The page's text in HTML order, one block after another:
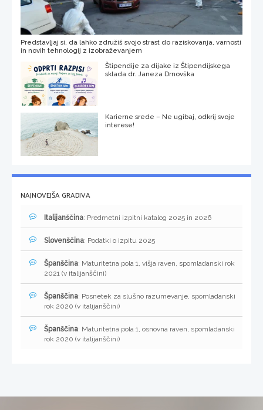
Predstavljaj si, da lahko združiš svojo strast do raziskovanja, varnosti
in novih tehnologij z izobraževanjem
Štipendije za dijake iz Štipendijskega
sklada dr. Janeza Drnovška
Karierne srede – Ne ugibaj, odkrij svoje
interese!
NAJNOVEJŠA GRADIVA
Italijanščina: Predmetni izpitni katalog 2025 in 2026
Slovenščina: Podatki o izpitu 2025
Španščina: Maturitetna pola 1, višja raven, spomladanski rok
2021 (v italijanščini)
Španščina: Posnetek za slušno razumevanje, spomladanski
rok 2020 (v italijanščini)
Španščina: Maturitetna pola 1, osnovna raven, spomladanski
rok 2020 (v italijanščini)